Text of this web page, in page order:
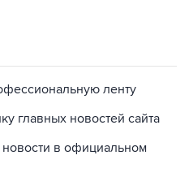
ленту
главных новостей сайта
в официальном